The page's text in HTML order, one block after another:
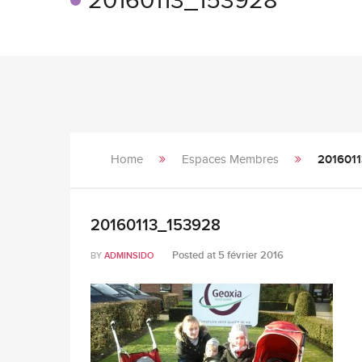
Home Espaces Membres
20160113_153928
BY ADMINSIDO Posted at 5 février 2016